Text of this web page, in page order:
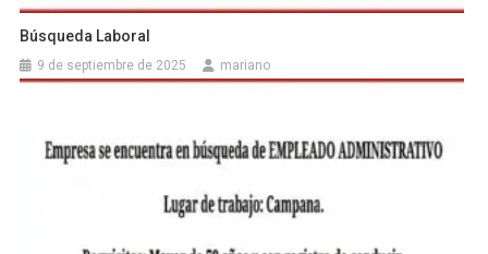
Búsqueda Laboral
9 de septiembre de 2025 mariano